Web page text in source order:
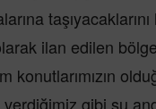
ilan edilen
gibi şu